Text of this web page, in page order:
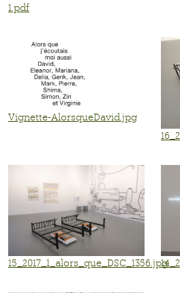
1.pdf
Vignette-AlorsqueDavid.jpg
15_2017_1_alors_que_DSC_1356.jpg